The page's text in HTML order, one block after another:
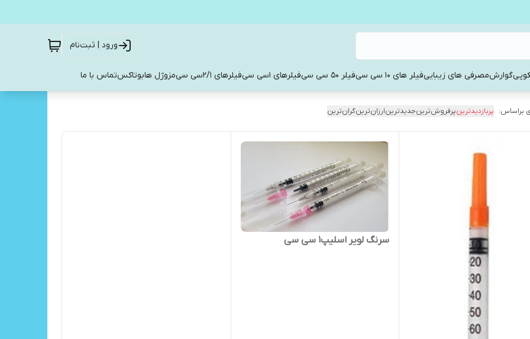
ورود | ثبت‌نام
گوارشمصرفی های زیباییفیلر های 10 سی سی فیلر 50 سی سی فیلرهای 1سی سی فیلرهای 2/1سی سی مزوژل هابوتاکستماس با ما
براساس: پربازدیدترینپرفروش‌ترینجدیدترینارزان‌ترینگران‌ترین
سرنگ لویر اسلیپ1 سی سی